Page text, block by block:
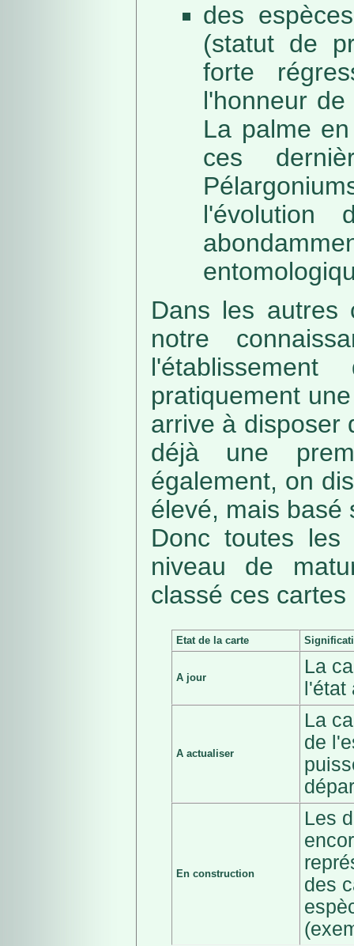
des
(statut de
forte
l'honneur
La palme
ces
l'évolution
Dans les autres
notre
pratiquement
arrive à disposer
déjà une
également, on
élevé, mais basé
Donc toutes
niveau de
classé ces
Etat de la carte
A jour
La
A actualiser
La
de
En construction
Les
des